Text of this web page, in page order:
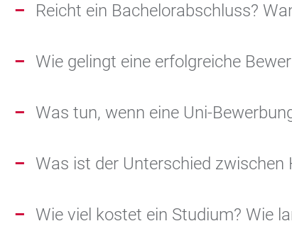
Reicht ein Bachelor­abschluss?
Wie gelingt eine erfolgreiche
Was tun, wenn eine Uni-
Was ist der Unter­schied zwischen
Wie viel kostet ein Studium? Wie